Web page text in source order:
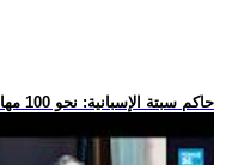
.. حاكم سبتة الإسبانية: نحو 100 مهاجر لقوا حتفهم وما بين 3 آلاف